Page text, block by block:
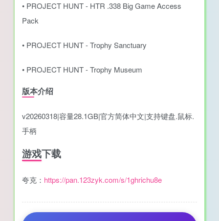
• PROJECT HUNT - HTR .338 Big Game Access
Pack
• PROJECT HUNT - Trophy Sanctuary
• PROJECT HUNT - Trophy Museum
版本介绍
v20260318|容量28.1GB|官方简体中文|支持键盘.鼠标.
手柄
游戏下载
夸克： https://pan.123zyk.com/s/1ghrichu8e